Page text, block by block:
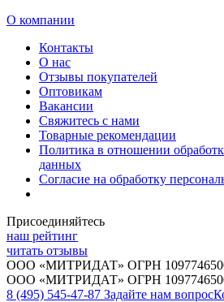
О компании
Контакты
О нас
Отзывы покупателей
Оптовикам
Вакансии
Свяжитесь с нами
Товарные рекомендации
Политика в отношении
данных
Согласие на обработку
Присоединяйтесь
наш рейтинг
читать отзывы
ООО «МИТРИДАТ» ОГРН
ООО «МИТРИДАТ» ОГРН
8 (495) 545-47-87 Задайте нам вопрос